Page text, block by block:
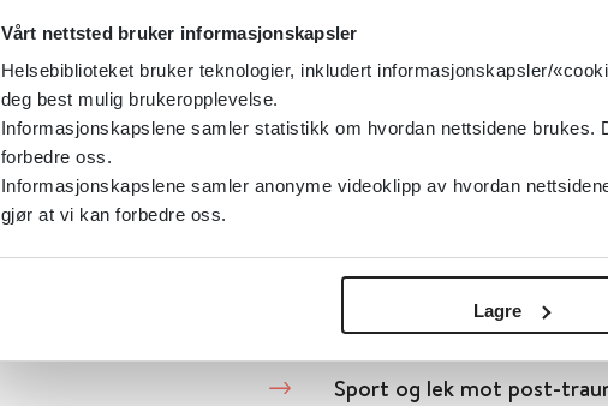
Vårt nettsted bruker informasjonskapsler
Helsebiblioteket bruker teknologier, inkludert informasjonskapsler/
deg best mulig brukeropplevelse.
Informasjonskapslene samler statistikk om hvordan nettsidene
forbedre oss.
Informasjonskapslene samler anonyme videoklipp av hvordan
gjør at vi kan forbedre oss.
Lagre
Detaljer
Skolebaserte sekundære
Sport og lek mot post-